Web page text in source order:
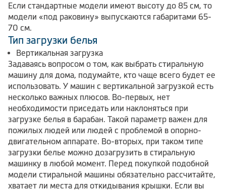
Если стандартные модели имеют высоту до 85 см, то
модели «под раковину» выпускаются габаритами 65-
70 см.
Тип загрузки белья
Вертикальная загрузка
Задаваясь вопросом о том, как выбрать стиральную
машину для дома, подумайте, кто чаще всего будет ее
использовать. У машин с вертикальной загрузкой есть
несколько важных плюсов. Во-первых, нет
необходимости приседать или наклоняться при
загрузке белья в барабан. Такой параметр важен для
пожилых людей или людей с проблемой в опорно-
двигательном аппарате. Во-вторых, при таком типе
загрузки белье можно дозагрузить в стиральную
машинку в любой момент. Перед покупкой подобной
модели стиральной машины обязательно рассчитайте,
хватает ли места для откидывания крышки. Если вы